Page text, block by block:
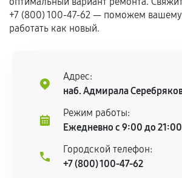
сохраняться полностью или
соблюдены следующие условия:
дефектов.
Установка была выполнена
центром.
При этом гарантия на сами
продавца. За качество сторонних
сервисный центр ответственности
+7 (800) 100-47-62 — поможем вашему
работать как новый.
Адрес:
наб. Адмирала
Режим работы:
Ежедневно с 9:00 до 21:00
Городской телефон:
+7 (800) 100-47-62